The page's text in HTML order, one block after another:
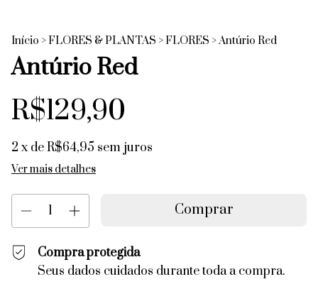
Início > FLORES & PLANTAS > FLORES >Antúrio Red
Antúrio Red
R$129,90
2 x deR$64,95 sem juros
Ver mais detalhes
Compra protegida
Seus dados cuidados durante toda a compra.